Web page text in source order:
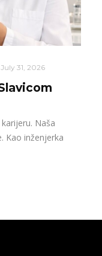
July 31, 2026
Naša
Kao inženjerka